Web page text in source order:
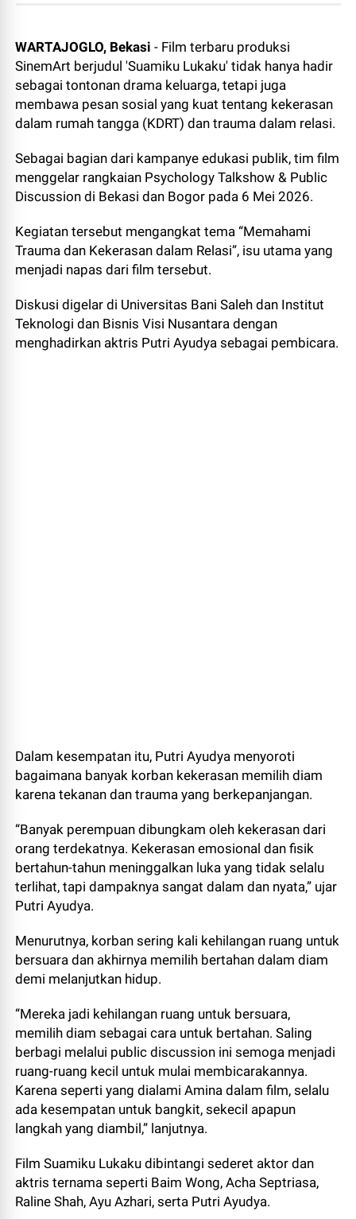
WARTAJOGLO, Bekasi - Film terbaru produksi
SinemArt berjudul 'Suamiku Lukaku' tidak hanya hadir
sebagai tontonan drama keluarga, tetapi juga
membawa pesan sosial yang kuat tentang kekerasan
dalam rumah tangga (KDRT) dan trauma dalam relasi.
Sebagai bagian dari kampanye edukasi publik, tim film
menggelar rangkaian Psychology Talkshow & Public
Discussion di Bekasi dan Bogor pada 6 Mei 2026.
Kegiatan tersebut mengangkat tema “Memahami
Trauma dan Kekerasan dalam Relasi”, isu utama yang
menjadi napas dari film tersebut.
Diskusi digelar di Universitas Bani Saleh dan Institut
Teknologi dan Bisnis Visi Nusantara dengan
menghadirkan aktris Putri Ayudya sebagai pembicara.
Dalam kesempatan itu, Putri Ayudya menyoroti
bagaimana banyak korban kekerasan memilih diam
karena tekanan dan trauma yang berkepanjangan.
“Banyak perempuan dibungkam oleh kekerasan dari
orang terdekatnya. Kekerasan emosional dan fisik
bertahun-tahun meninggalkan luka yang tidak selalu
terlihat, tapi dampaknya sangat dalam dan nyata,” ujar
Putri Ayudya.
Menurutnya, korban sering kali kehilangan ruang untuk
bersuara dan akhirnya memilih bertahan dalam diam
demi melanjutkan hidup.
“Mereka jadi kehilangan ruang untuk bersuara,
memilih diam sebagai cara untuk bertahan. Saling
berbagi melalui public discussion ini semoga menjadi
ruang-ruang kecil untuk mulai membicarakannya.
Karena seperti yang dialami Amina dalam film, selalu
ada kesempatan untuk bangkit, sekecil apapun
langkah yang diambil,” lanjutnya.
Film Suamiku Lukaku dibintangi sederet aktor dan
aktris ternama seperti Baim Wong, Acha Septriasa,
Raline Shah, Ayu Azhari, serta Putri Ayudya.